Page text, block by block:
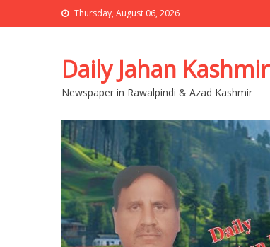
Thursday, August 06, 2026
Daily Jahan Kashmir
Newspaper in Rawalpindi & Azad Kashmir